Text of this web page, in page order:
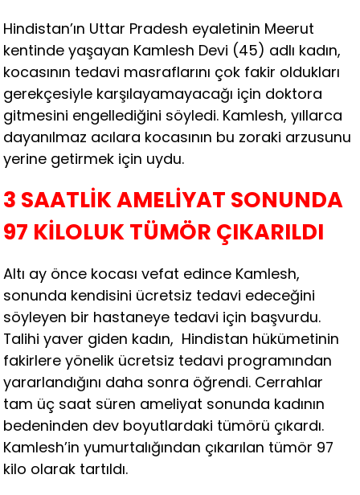
Hindistan’ın Uttar Pradesh eyaletinin Meerut
kentinde yaşayan Kamlesh Devi (45) adlı kadın,
kocasının tedavi masraflarını çok fakir oldukları
gerekçesiyle karşılayamayacağı için doktora
gitmesini engellediğini söyledi. Kamlesh, yıllarca
dayanılmaz acılara kocasının bu zoraki arzusunu
yerine getirmek için uydu.
3 SAATLİK AMELİYAT SONUNDA
97 KİLOLUK TÜMÖR ÇIKARILDI
Altı ay önce kocası vefat edince Kamlesh,
sonunda kendisini ücretsiz tedavi edeceğini
söyleyen bir hastaneye tedavi için başvurdu.
Talihi yaver giden kadın, Hindistan hükümetinin
fakirlere yönelik ücretsiz tedavi programından
yararlandığını daha sonra öğrendi. Cerrahlar
tam üç saat süren ameliyat sonunda kadının
bedeninden dev boyutlardaki tümörü çıkardı.
Kamlesh’in yumurtalığından çıkarılan tümör 97
kilo olarak tartıldı.